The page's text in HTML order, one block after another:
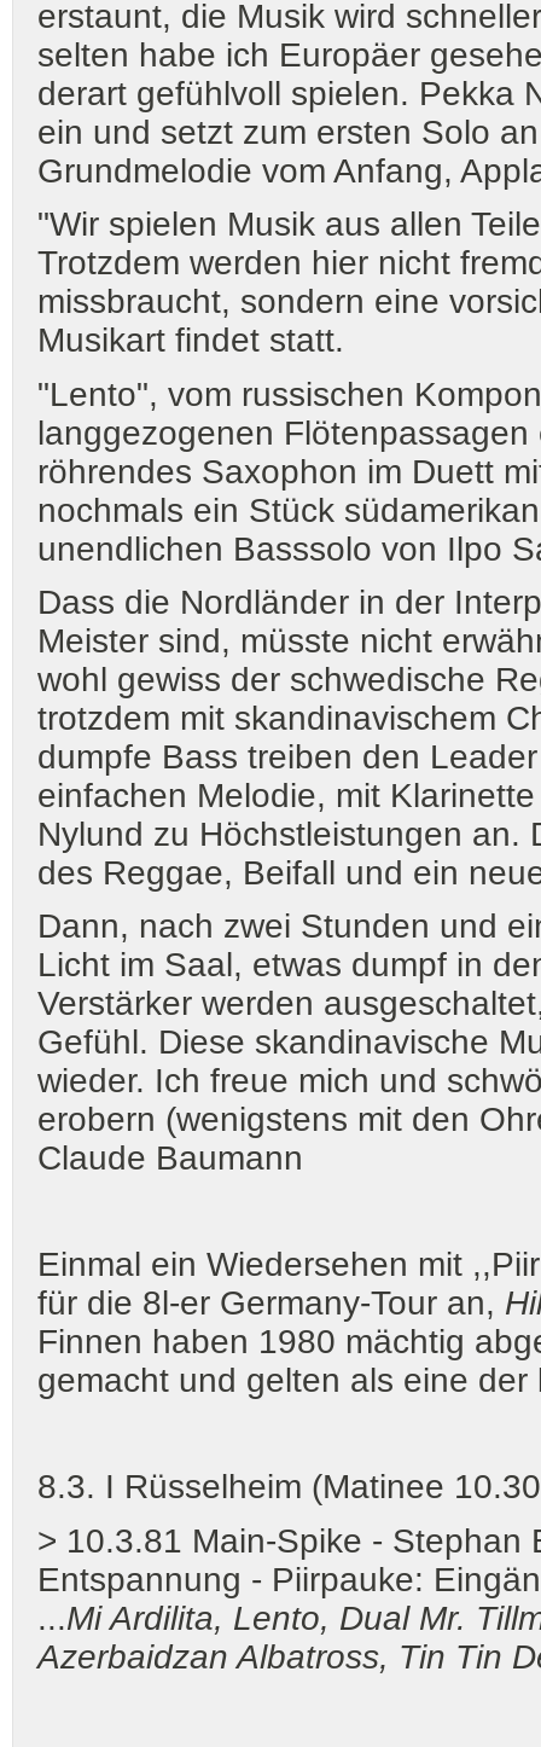
erstaunt, die Musik wird
selten habe ich Europäer
derart gefühlvoll spielen. Pekka
ein und setzt zum ersten Solo
Grundmelodie vom Anfang,
"Wir spielen Musik aus allen
Trotzdem werden hier nicht
missbraucht, sondern eine
Musikart findet statt.
"Lento", vom russischen
langgezogenen
röhrendes Saxophon im Duett
nochmals ein Stück
unendlichen Basssolo von Ilpo
Dass die Nordländer in der
Meister sind, müsste nicht
wohl gewiss der schwedische
trotzdem mit skandinavischem
dumpfe Bass treiben den
einfachen Melodie, mit
Nylund zu Höchstleistungen an.
des Reggae, Beifall und ein
Dann, nach zwei Stunden und
Licht im Saal, etwas dumpf in
Verstärker werden
Gefühl. Diese skandinavische
wieder. Ich freue mich und
erobern (wenigstens mit den
Claude Baumann
Einmal ein Wiedersehen mit
für die 8l-er Germany-Tour an,
Finnen haben 1980 mächtig
gemacht und gelten als eine
8.3. I Rüsselheim (Matinee
> 10.3.81 Main-Spike - Stephan
Entspannung - Piirpauke:
...Mi Ardilita, Lento, Dual Mr.
Azerbaidzan Albatross, Tin Tin